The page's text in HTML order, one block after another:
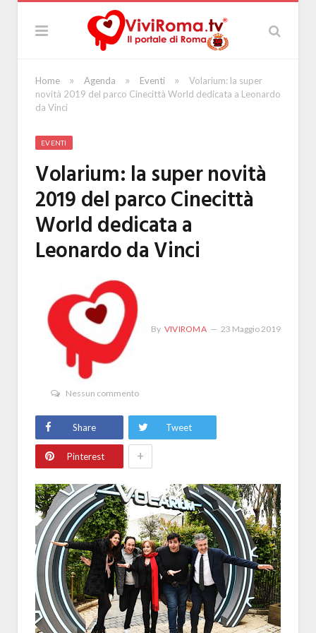
Home » Agenda » Eventi »
Volarium: la super
novità 2019 del parco Cinecittà World dedicata a Leonardo
da Vinci
EVENTI
Volarium: la super novità
2019 del parco Cinecittà
World dedicata a
Leonardo da Vinci
By VIVIROMA 23 Maggio 2019
Nessun commento
Share Tweet
Pinterest +